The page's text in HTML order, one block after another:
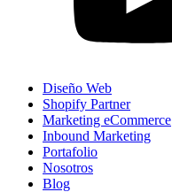
Diseño Web
Shopify Partner
Marketing eCommerce
Inbound Marketing
Portafolio
Nosotros
Blog